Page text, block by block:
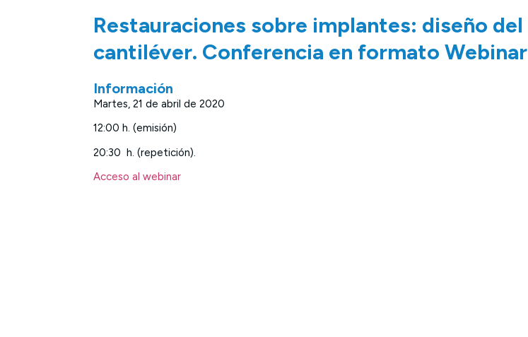
Restauraciones sobre implantes: diseño del
cantiléver. Conferencia en formato Webinar
Información
Martes, 21 de abril de 2020
12:00 h. (emisión)
20:30 h. (repetición).
Acceso al webinar